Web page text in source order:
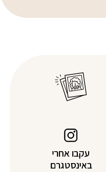
עקבו אחרי
באינסטגרם